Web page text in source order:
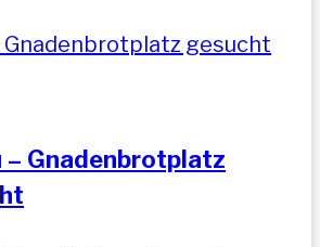
– Gnadenbrotplatz